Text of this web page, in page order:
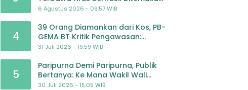
Dalam Keadaan Selamat
6 Agustus 2026 - 09:57 WIB
4
39 Orang Diamankan dari Kos, PB-
GEMA BT Kritik Pengawasan:
Jangan Tunggu Masyarakat
31 Juli 2026 - 19:59 WIB
5
Paripurna Demi Paripurna, Publik
Bertanya: Ke Mana Wakil Wali
Kota Padangsidimpuan?
30 Juli 2026 - 15:05 WIB